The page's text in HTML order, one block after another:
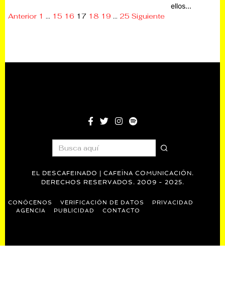
ellos…
Anterior 1 … 15 16 17 18 19 … 25 Siguiente
EL DESCAFEINADO | CAFEÍNA COMUNICACIÓN.
DERECHOS RESERVADOS. 2009 - 2025.
CONÓCENOS VERIFICACIÓN DE DATOS
PRIVACIDAD
AGENCIA
PUBLICIDAD CONTACTO